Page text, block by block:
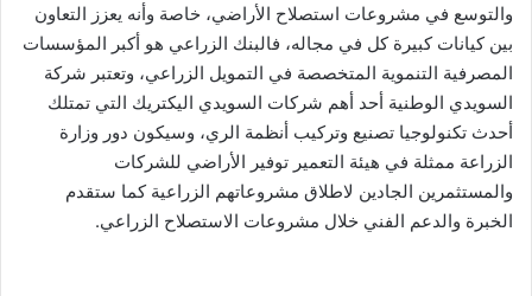
والتوسع في مشروعات استصلاح الأراضي، خاصة وأنه يعزز التعاون
بين كيانات كبيرة كل في مجاله، فالبنك الزراعي هو أكبر المؤسسات
المصرفية التنموية المتخصصة في التمويل الزراعي، وتعتبر شركة
السويدي الوطنية أحد أهم شركات السويدي اليكتريك التي تمتلك
أحدث تكنولوجيا تصنيع وتركيب أنظمة الري، وسيكون دور وزارة
الزراعة ممثلة في هيئة التعمير توفير الأراضي للشركات
والمستثمرين الجادين لاطلاق مشروعاتهم الزراعية كما ستقدم
الخبرة والدعم الفني خلال مشروعات الاستصلاح الزراعي.